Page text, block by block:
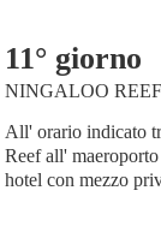
11° giorno
NINGALOO
All' orario indicato
Reef all'
hotel con mezzo